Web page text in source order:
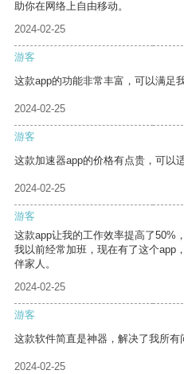
助你在网络上自由移动。
2024-02-25
游客
这款app的功能非常丰富，可以满足
2024-02-25
游客
这款加速器app的价格有点贵，可以
2024-02-25
游客
这款app让我的工作效率提高了50%
我以前经常加班，现在有了这个app
伴家人。
2024-02-25
游客
这款软件简直是神器，解决了我所有
2024-02-25